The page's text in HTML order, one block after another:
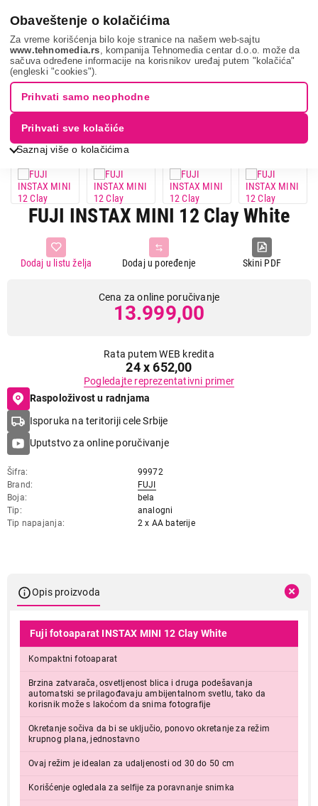
Obaveštenje o kolačićima
Za vreme korišćenja bilo koje stranice na našem web-sajtu
www.tehnomedia.rs , kompanija Tehnomedia centar d.o.o. može da
sačuva određene informacije na korisnikov uređaj putem "kolačića"
(engleski "cookies").
Saznaj više o kolačićima
Prihvati samo neophodne
Prihvati sve kolačiće
Tv, audio, video i foto Fotoaparati i kamere
Fotoaparati
Fuji instax min...
FUJI INSTAX MINI 12 Clay White
Skini PDF
Dodaj u poređenje
Dodaj u listu želja
Cena za online poručivanje
13.999,00
Rata putem WEB kredita
24 x 652,00
Pogledajte reprezentativni primer
Raspoloživost u radnjama
Isporuka na teritoriji cele Srbije
Uputstvo za online poručivanje
Šifra
99972
Brand
FUJI
Boja
bela
Tip
analogni
Tip napajanja
2 x AA baterije
Opis proizvoda
Fuji fotoaparat INSTAX MINI 12 Clay White
Kompaktni fotoaparat
Brzina zatvarača, osvetljenost blica i druga podešavanja
automatski se prilagođavaju ambijentalnom svetlu, tako da
korisnik može s lakoćom da snima fotografije
Okretanje sočiva da bi se uključio, ponovo okretanje za režim
krupnog plana, jednostavno
Ovaj režim je idealan za udaljenosti od 30 do 50 cm
Korišćenje ogledala za selfije za poravnanje snimka